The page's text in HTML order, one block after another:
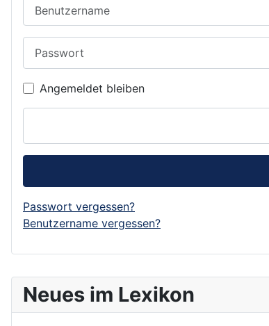
Neues im Lexikon
Angemeldet bleiben
Passwort vergessen?
Benutzername vergessen?